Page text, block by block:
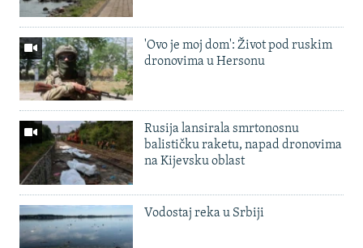
'Ovo je moj dom': Život pod ruskim
dronovima u Hersonu
Rusija lansirala smrtonosnu
balističku raketu, napad dronovima
na Kijevsku oblast
Vodostaj reka u Srbiji